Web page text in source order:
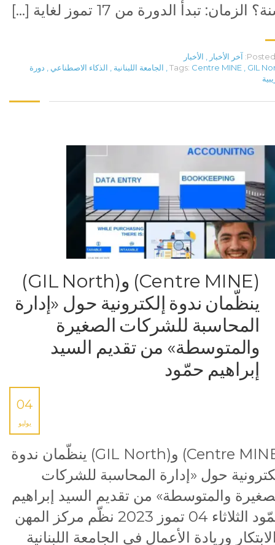
الزمان: تبدأ الدورة من 17 تموز لغاية […]
Posted آخر الأخبار
الأخبار
Tags: Centre MINE GIL الجامعة اللبنانية الذكاء الاصطناعي
دورة
(Centre MINE) و(GIL North)
ينظّمان ندوة إلكترونية حول «إدارة
المحاسبة للشركات الصغيرة
والمتوسطة» من تقديم السيد
إبراهيم حمّود
04
يوليو
(Centre MINE) و(GIL North) ينظّمان ندوة
حول «إدارة المحاسبة للشركات
والمتوسطة» من تقديم السيد إبراهيم
حمّود الثلاثاء 04 تموز 2023 نظّم مركز المهن
وريادة الأعمال في الجامعة اللبنانية